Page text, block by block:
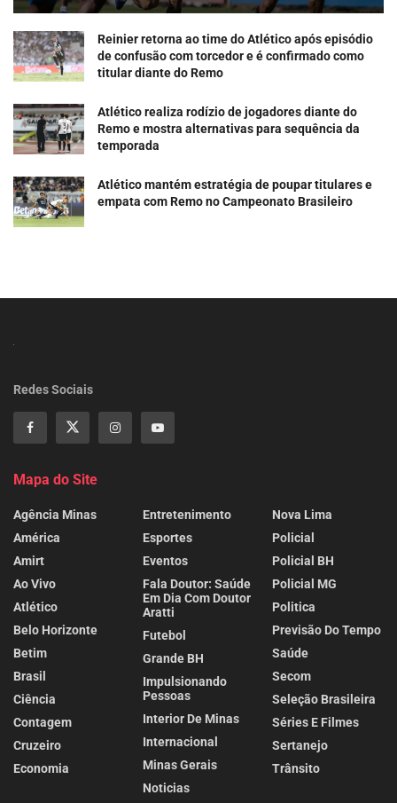
Reinier retorna ao time do Atlético após episódio
de confusão com torcedor e é confirmado como
titular diante do Remo
Atlético realiza rodízio de jogadores diante do
Remo e mostra alternativas para sequência da
temporada
Atlético mantém estratégia de poupar titulares e
empata com Remo no Campeonato Brasileiro
Redes Sociais
Mapa do Site
Agência Minas
América
Amirt
Ao Vivo
Atlético
Belo Horizonte
Betim
Brasil
Ciência
Contagem
Cruzeiro
Economia
Entretenimento
Esportes
Eventos
Fala Doutor: Saúde
Em Dia Com Doutor
Aratti
Futebol
Grande BH
Impulsionando
Pessoas
Interior De Minas
Internacional
Minas Gerais
Noticias
Nova Lima
Policial
Policial BH
Policial MG
Politica
Previsão Do Tempo
Saúde
Secom
Seleção Brasileira
Séries E Filmes
Sertanejo
Trânsito